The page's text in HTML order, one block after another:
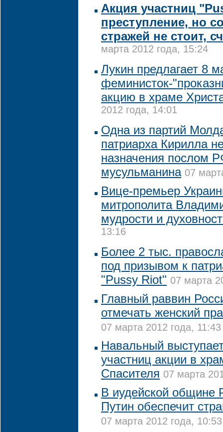
Акция участниц
преступление, но
стражей не стоит,
марта 2012 года, 15:24
Лукин предлагает 8
феминисток-
акцию в храме
2012 года, 14:01
Одна из партий
патриарха Кирилла
назначения послом
мусульманина 07
Вице-премьер
митрополита
мудрости и
13:16
Более 2 тыс.
под призывом к
"Pussy Riot" 07 марта
Главный раввин
отмечать женский
07 марта 2012 года, 11:43
Навальный
участниц акции в
Спасителя 07 марта
В иудейской общине
Путин обеспечит
07 марта 2012 года, 10:53